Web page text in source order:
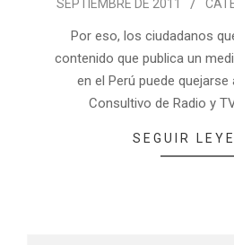
SEPTIEMBRE DE 2011
Por eso, los ciudadanos
contenido que publica un
en el Perú puede
Consultivo de Radio y
SEGUIR